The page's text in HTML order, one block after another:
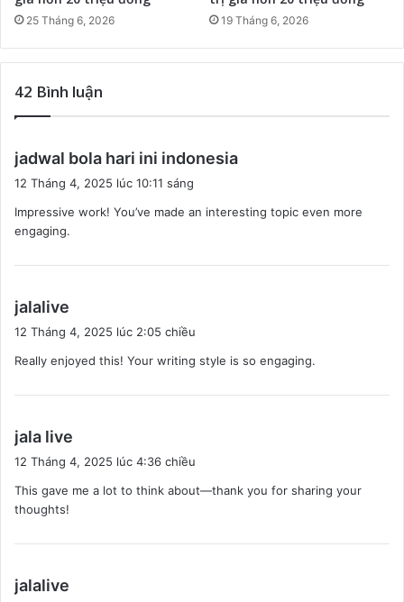
25 Tháng 6, 2026 19 Tháng 6, 2026
42 Bình luận
jadwal bola hari ini indonesia
t
12 Tháng 4, 2025 lúc 10:11 sáng
Impressive work! You’ve made an interesting topic even more
engaging.
jalalive
t
12 Tháng 4, 2025 lúc 2:05 chiều
Really enjoyed this! Your writing style is so engaging.
jala live
i
t
12 Tháng 4, 2025 lúc 4:36 chiều
This gave me a lot to think about—thank you for sharing your
thoughts!
jalalive